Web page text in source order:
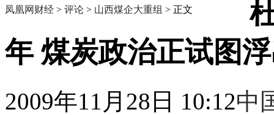
凤凰网财经 > 评论 > 山西煤企大重组 > 正文
年 煤炭政治正试图
2009年11月28日 10:12中